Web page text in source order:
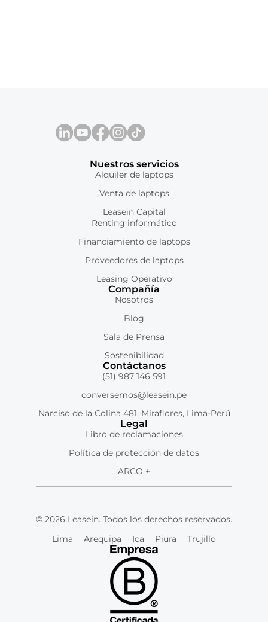
Nuestros servicios
Alquiler de laptops
Venta de laptops
Leasein Capital
Renting informático
Financiamiento de laptops
Proveedores de laptops
Leasing Operativo
Compañía
Nosotros
Blog
Sala de Prensa
Sostenibilidad
Contáctanos
(51) 987 146 591
conversemos@leasein.pe
Narciso de la Colina 481, Miraflores, Lima-Perú
Legal
Libro de reclamaciones
Política de protección de datos
ARCO +
© 2026 Leasein. Todos los derechos reservados.
Lima
Arequipa Ica Piura Trujillo